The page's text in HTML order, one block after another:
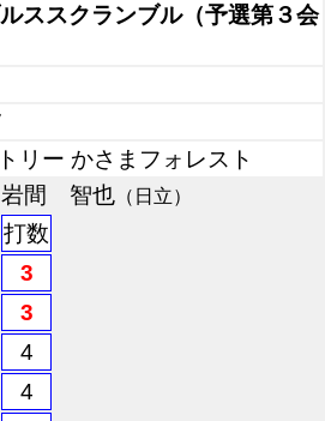
ススクランブル（予選第３会
リー かさまフォレスト
間 智也 （日立）
打数
3
3
4
4